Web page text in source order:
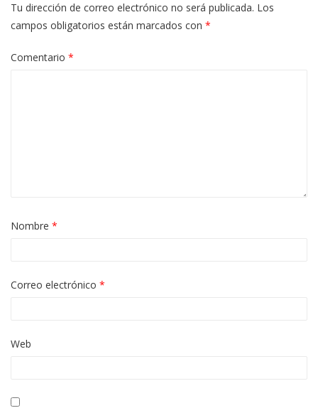
Tu dirección de correo electrónico no será publicada. Los
campos obligatorios están marcados con *
Comentario *
Nombre *
Correo electrónico *
Web